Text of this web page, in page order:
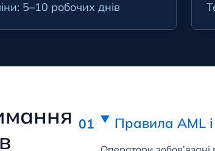
5–10 робочих днів
Правила AML і